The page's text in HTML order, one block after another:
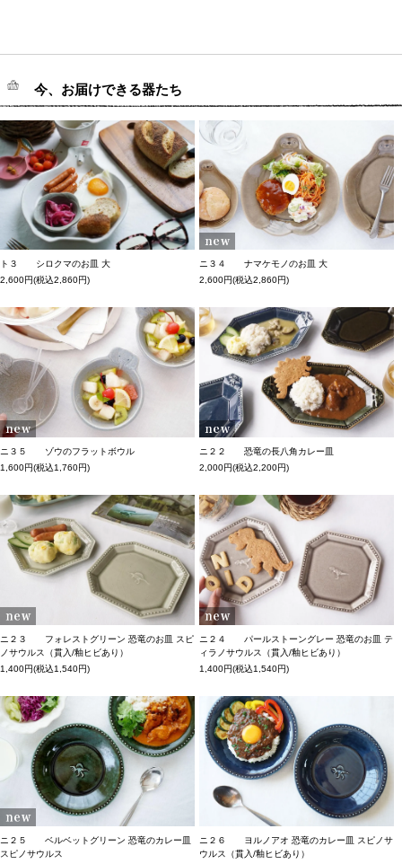
今、お届けできる器たち
ト３ シロクマのお皿 大
2,600円(税込2,860円)
ニ３４ ナマケモノのお皿 大
2,600円(税込2,860円)
ニ３５ ゾウのフラットボウル
1,600円(税込1,760円)
ニ２２ 恐竜の長八角カレー皿
2,000円(税込2,200円)
ニ２３ フォレストグリーン 恐竜のお皿 スピ
ノサウルス（貫入/釉ヒビあり）
1,400円(税込1,540円)
ニ２４ パールストーングレー 恐竜のお皿 テ
ィラノサウルス（貫入/釉ヒビあり）
1,400円(税込1,540円)
ニ２５ ベルベットグリーン 恐竜のカレー皿
スピノサウルス
ニ２６ ヨルノアオ 恐竜のカレー皿 スピノサ
ウルス（貫入/釉ヒビあり）